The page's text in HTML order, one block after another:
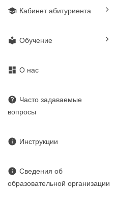
school Кабинет абитуриента
local_library Обучение
dashboard О нас
help Часто задаваемые
вопросы
info Инструкции
info Сведения об
образовательной организации